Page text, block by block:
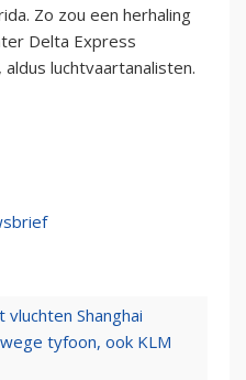
Zo zou een herhaling
Delta Express
luchtvaartanalisten.
vluchten Shanghai
tyfoon, ook KLM